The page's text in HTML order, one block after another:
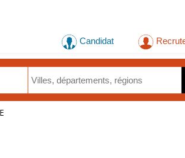
Candidat